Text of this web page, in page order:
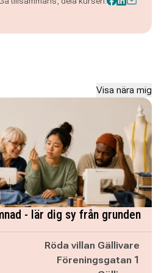
Teatergrupp - Kerstin med Stoff
Visa nära mig
- lär dig sy från grunden
Röda villan Gällivare
Föreningsgatan 1